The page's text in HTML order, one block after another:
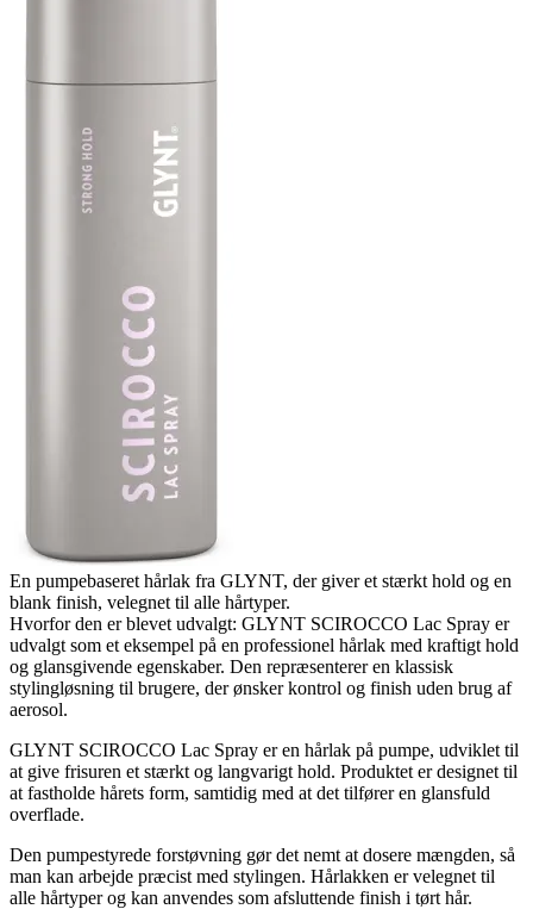
En pumpebaseret hårlak fra GLYNT, der giver et stærkt hold og en
blank finish, velegnet til alle hårtyper.
Hvorfor den er blevet udvalgt: GLYNT SCIROCCO Lac Spray er
udvalgt som et eksempel på en professionel hårlak med kraftigt hold
og glansgivende egenskaber. Den repræsenterer en klassisk
stylingløsning til brugere, der ønsker kontrol og finish uden brug af
aerosol.
GLYNT SCIROCCO Lac Spray er en hårlak på pumpe, udviklet til
at give frisuren et stærkt og langvarigt hold. Produktet er designet til
at fastholde hårets form, samtidig med at det tilfører en glansfuld
overflade.
Den pumpestyrede forstøvning gør det nemt at dosere mængden, så
man kan arbejde præcist med stylingen. Hårlakken er velegnet til
alle hårtyper og kan anvendes som afsluttende finish i tørt hår.